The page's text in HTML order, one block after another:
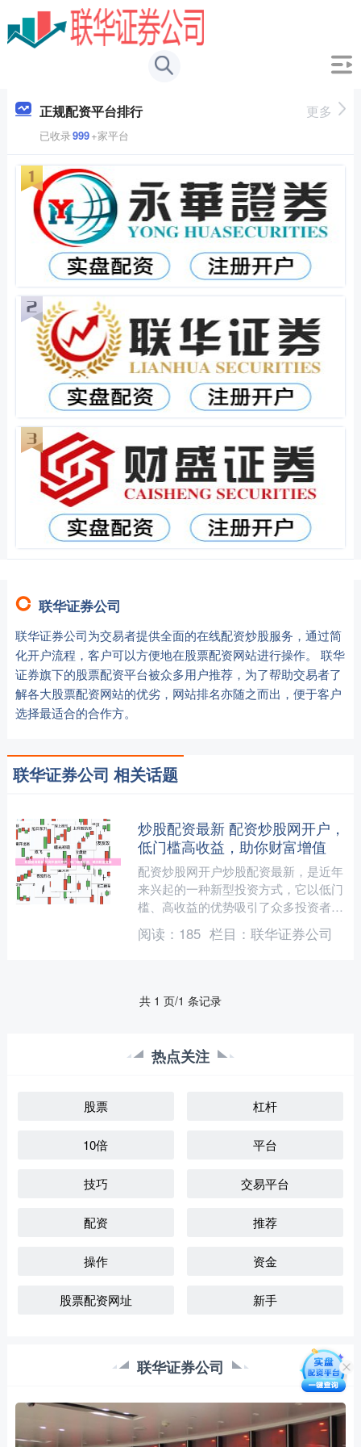
正规配资平台排行
已收录999+家平台
更多
联华证券公司
联华证券公司为交易者提供全面的在线配资炒股服务，通过简
化开户流程，客户可以方便地在股票配资网站进行操作。 联华
证券旗下的股票配资平台被众多用户推荐，为了帮助交易者了
解各大股票配资网站的优劣，网站排名亦随之而出，便于客户
选择最适合的合作方。
联华证券公司 相关话题
炒股配资最新 配资炒股网开户，
低门槛高收益，助你财富增值
配资炒股网开户炒股配资最新，是近年
来兴起的一种新型投资方式，它以低门
槛、高收益的优势吸引了众多投资者。
* **杠杆放大收益：**杠杆资金可以放
大投资收益，让投....
阅读： 185 栏目： 联华证券公司
共 1 页/1 条记录
热点关注
股票 杠杆
10倍 平台
技巧 交易平台
配资 推荐
操作 资金
股票配资网址 新手
联华证券公司